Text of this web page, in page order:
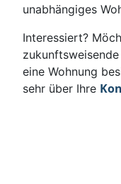
unabhängiges
Interessiert?
eine Wohnung
sehr über Ihre